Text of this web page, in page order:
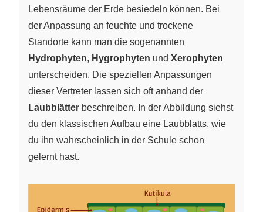
Lebensräume der Erde besiedeln können. Bei
der Anpassung an feuchte und trockene
Standorte kann man die sogenannten
Hydrophyten, Hygrophyten und Xerophyten
unterscheiden. Die speziellen Anpassungen
dieser Vertreter lassen sich oft anhand der
Laubblätter beschreiben. In der Abbildung siehst
du den klassischen Aufbau eine Laubblatts, wie
du ihn wahrscheinlich in der Schule schon
gelernt hast.